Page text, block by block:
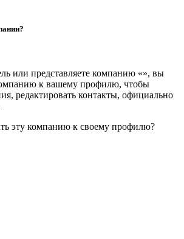
или представляете компанию «», вы
к вашему профилю, чтобы
редактировать контакты, официально
эту компанию к своему профилю?